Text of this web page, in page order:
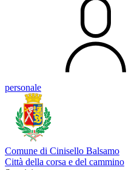
personale
Comune di Cinisello Balsamo
Città della corsa e del cammino